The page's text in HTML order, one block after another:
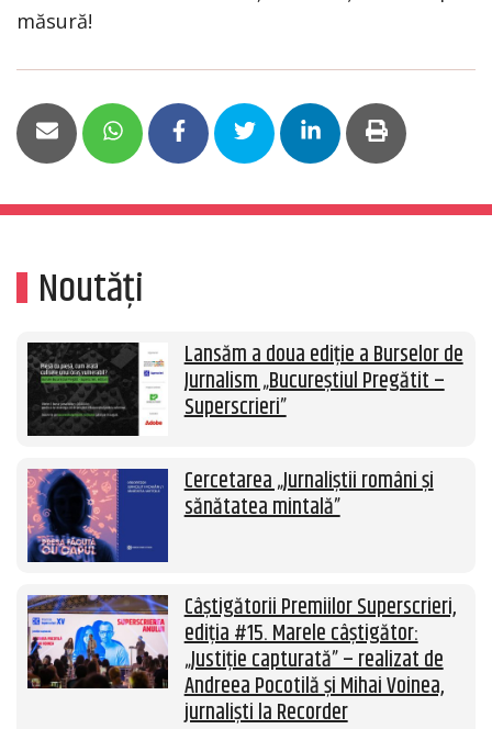
măsură!
Noutăți
Lansăm a doua ediție a Burselor de
Jurnalism „Bucureștiul Pregătit –
Superscrieri”
Cercetarea „Jurnaliștii români și
sănătatea mintală”
Câștigătorii Premiilor Superscrieri,
ediția #15. Marele câștigător:
„Justiție capturată” – realizat de
Andreea Pocotilă și Mihai Voinea,
jurnaliști la Recorder